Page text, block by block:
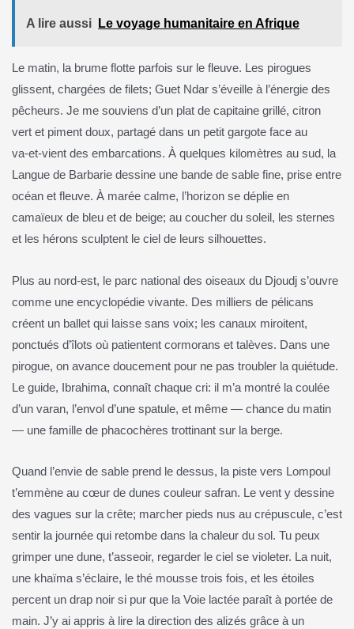
A lire aussi Le voyage humanitaire en Afrique
Le matin, la brume flotte parfois sur le fleuve. Les pirogues
glissent, chargées de filets; Guet Ndar s’éveille à l’énergie des
pêcheurs. Je me souviens d’un plat de capitaine grillé, citron
vert et piment doux, partagé dans un petit gargote face au
va‑et‑vient des embarcations. À quelques kilomètres au sud, la
Langue de Barbarie dessine une bande de sable fine, prise entre
océan et fleuve. À marée calme, l’horizon se déplie en
camaïeux de bleu et de beige; au coucher du soleil, les sternes
et les hérons sculptent le ciel de leurs silhouettes.
Plus au nord‑est, le parc national des oiseaux du Djoudj s’ouvre
comme une encyclopédie vivante. Des milliers de pélicans
créent un ballet qui laisse sans voix; les canaux miroitent,
ponctués d’îlots où patientent cormorans et talèves. Dans une
pirogue, on avance doucement pour ne pas troubler la quiétude.
Le guide, Ibrahima, connaît chaque cri: il m’a montré la coulée
d’un varan, l’envol d’une spatule, et même — chance du matin
— une famille de phacochères trottinant sur la berge.
Quand l’envie de sable prend le dessus, la piste vers Lompoul
t’emmène au cœur de dunes couleur safran. Le vent y dessine
des vagues sur la crête; marcher pieds nus au crépuscule, c’est
sentir la journée qui retombe dans la chaleur du sol. Tu peux
grimper une dune, t’asseoir, regarder le ciel se violeter. La nuit,
une khaïma s’éclaire, le thé mousse trois fois, et les étoiles
percent un drap noir si pur que la Voie lactée paraît à portée de
main. J’y ai appris à lire la direction des alizés grâce à un